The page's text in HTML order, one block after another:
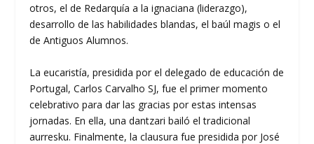
otros, el de Redarquía a la ignaciana (liderazgo),
desarrollo de las habilidades blandas, el baúl magis o el
de Antiguos Alumnos.
La eucaristía, presidida por el delegado de educación de
Portugal, Carlos Carvalho SJ, fue el primer momento
celebrativo para dar las gracias por estas intensas
jornadas. En ella, una dantzari bailó el tradicional
aurresku. Finalmente, la clausura fue presidida por José